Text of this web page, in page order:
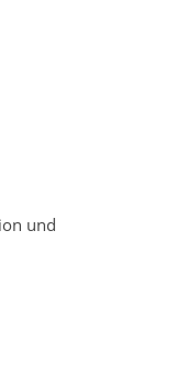
und